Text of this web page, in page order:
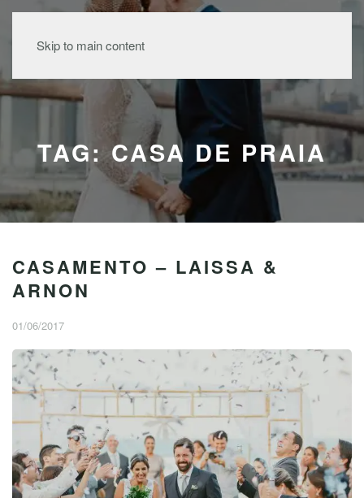
Skip to main content
TAG: CASA DE PRAIA
CASAMENTO – LAISSA &
ARNON
01/06/2017